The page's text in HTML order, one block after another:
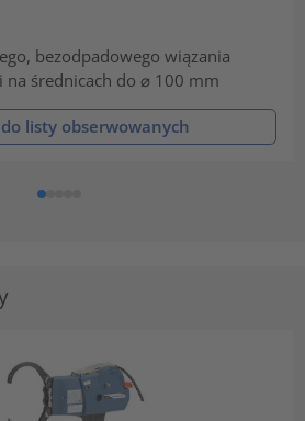
bezodpadowego wiązania
średnicach do ⌀ 100 mm
listy obserwowanych